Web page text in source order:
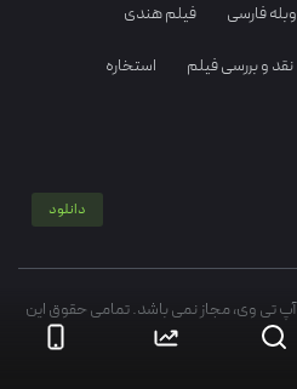
فارسی فیلم هندی
نقد و بررسی فیلم استخاره
دانلود
آپ تی وی، مجاز نمی باشد. تمامی حقوق این